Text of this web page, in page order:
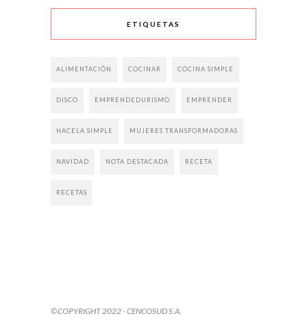
ETIQUETAS
ALIMENTACIÓN COCINAR COCINA SIMPLE
DISCO EMPRENDEDURISMO EMPRENDER
HACELA SIMPLE MUJERES TRANSFORMADORAS
NAVIDAD NOTA DESTACADA RECETA
RECETAS
©COPYRIGHT 2022 - CENCOSUD S.A.